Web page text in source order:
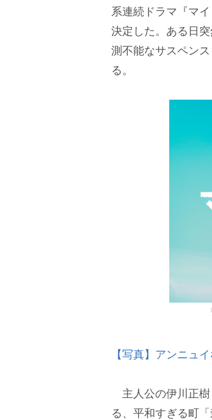
系連続ドラマ『マ
決定した。ある日
測不能なサスペン
る。
【写真】アンニュ
主人公の伊川正樹
る、平和すぎる町